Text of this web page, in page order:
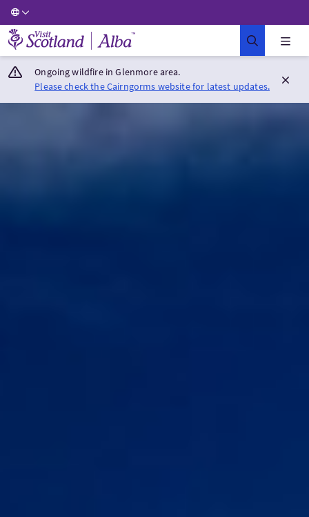
Visit Scotland Home
Ongoing wildfire in Glenmore area.
Please check the Cairngorms website for latest updates.